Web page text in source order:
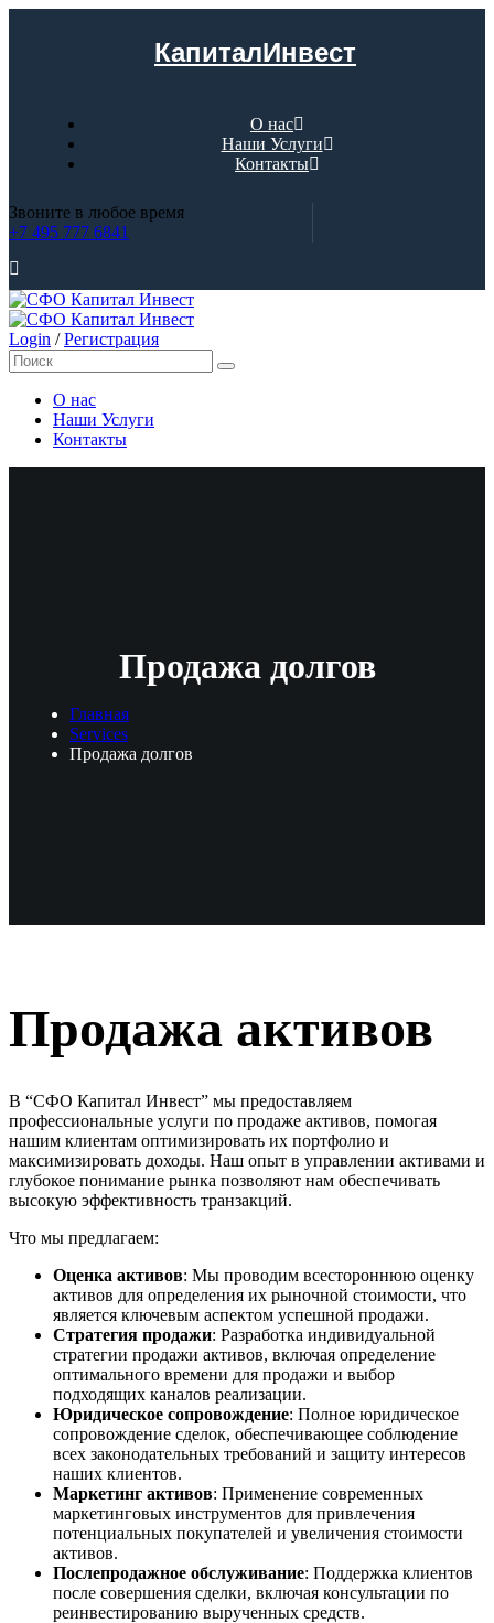
КапиталИнвест
О нас
Наши Услуги
Контакты
Звоните в любое время
+7 495 777 6841
Login / Регистрация
О нас
Наши Услуги
Контакты
Продажа долгов
Главная
Services
Продажа долгов
Продажа активов
В “СФО Капитал Инвест” мы предоставляем
профессиональные услуги по продаже активов, помогая
нашим клиентам оптимизировать их портфолио и
максимизировать доходы. Наш опыт в управлении активами и
глубокое понимание рынка позволяют нам обеспечивать
высокую эффективность транзакций.
Что мы предлагаем:
Оценка активов: Мы проводим всестороннюю оценку
активов для определения их рыночной стоимости, что
является ключевым аспектом успешной продажи.
Стратегия продажи: Разработка индивидуальной
стратегии продажи активов, включая определение
оптимального времени для продажи и выбор
подходящих каналов реализации.
Юридическое сопровождение: Полное юридическое
сопровождение сделок, обеспечивающее соблюдение
всех законодательных требований и защиту интересов
наших клиентов.
Маркетинг активов: Применение современных
маркетинговых инструментов для привлечения
потенциальных покупателей и увеличения стоимости
активов.
Послепродажное обслуживание: Поддержка клиентов
после совершения сделки, включая консультации по
реинвестированию вырученных средств.